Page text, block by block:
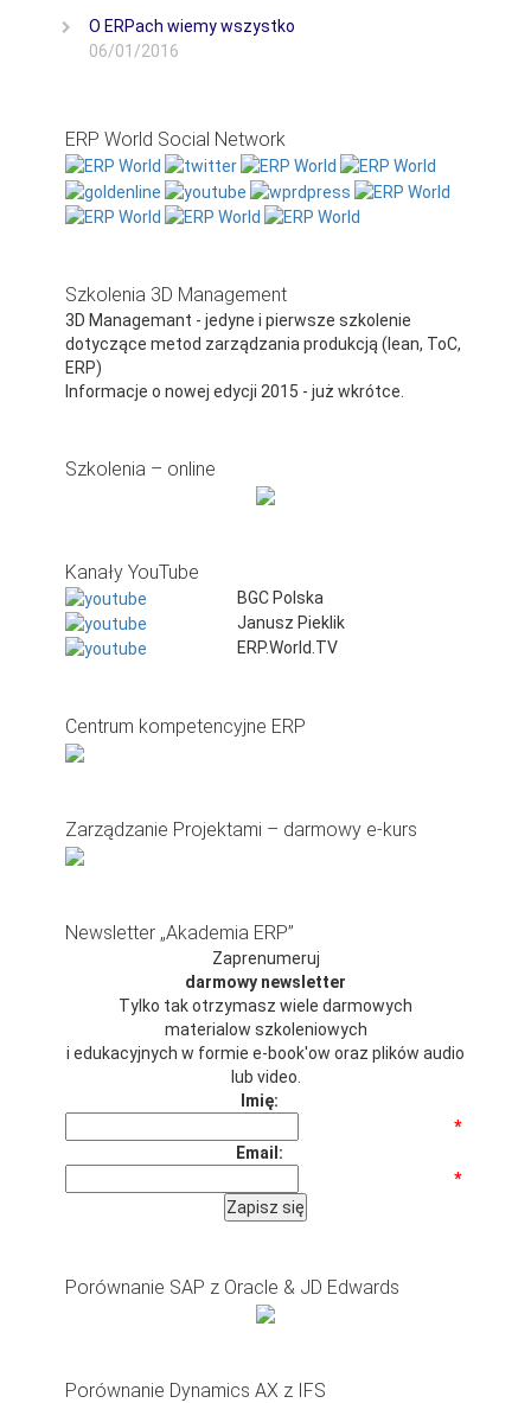
O ERPach wiemy wszystko
06/01/2016
ERP World Social Network
Szkolenia 3D Management
3D Managemant - jedyne i pierwsze szkolenie
dotyczące metod zarządzania produkcją (lean, ToC,
ERP)
Informacje o nowej edycji 2015 - już wkrótce.
Szkolenia – online
Kanały YouTube
BGC Polska
Janusz Pieklik
ERP.World.TV
Centrum kompetencyjne ERP
Zarządzanie Projektami – darmowy e-kurs
Newsletter „Akademia ERP”
Zaprenumeruj
darmowy newsletter
Tylko tak otrzymasz wiele darmowych
materialow szkoleniowych
i edukacyjnych w formie e-book'ow oraz plików audio
lub video.
Imię:
*
Email:
*
Porównanie SAP z Oracle & JD Edwards
Porównanie Dynamics AX z IFS